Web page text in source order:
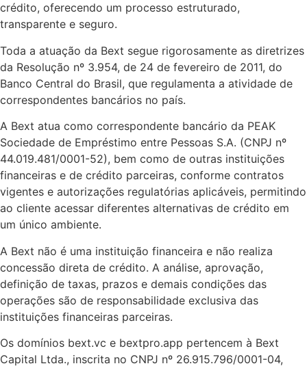
crédito, oferecendo um processo estruturado,
transparente e seguro.
Toda a atuação da Bext segue rigorosamente as diretrizes
da Resolução nº 3.954, de 24 de fevereiro de 2011, do
Banco Central do Brasil, que regulamenta a atividade de
correspondentes bancários no país.
A Bext atua como correspondente bancário da PEAK
Sociedade de Empréstimo entre Pessoas S.A. (CNPJ nº
44.019.481/0001-52), bem como de outras instituições
financeiras e de crédito parceiras, conforme contratos
vigentes e autorizações regulatórias aplicáveis, permitindo
ao cliente acessar diferentes alternativas de crédito em
um único ambiente.
A Bext não é uma instituição financeira e não realiza
concessão direta de crédito. A análise, aprovação,
definição de taxas, prazos e demais condições das
operações são de responsabilidade exclusiva das
instituições financeiras parceiras.
Os domínios bext.vc e bextpro.app pertencem à Bext
Capital Ltda., inscrita no CNPJ nº 26.915.796/0001-04,